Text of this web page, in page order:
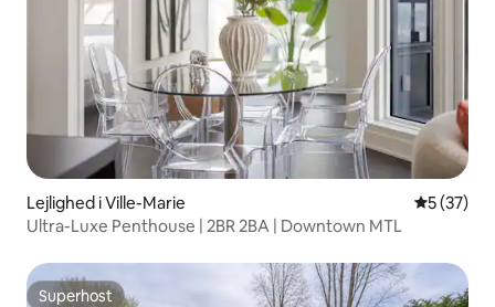
Lejlighed i Ville-Marie 5 ud af 5 i
5 (37)
Ultra-Luxe Penthouse | 2BR 2BA | Downtown MTL
Superhost